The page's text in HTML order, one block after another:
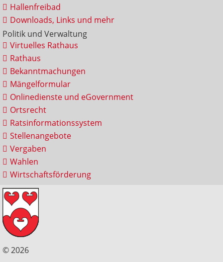
Hallenfreibad
Downloads, Links und mehr
Politik und Verwaltung
Virtuelles Rathaus
Rathaus
Bekanntmachungen
Mängelformular
Onlinedienste und eGovernment
Ortsrecht
Ratsinformationssystem
Stellenangebote
Vergaben
Wahlen
Wirtschaftsförderung
© 2026